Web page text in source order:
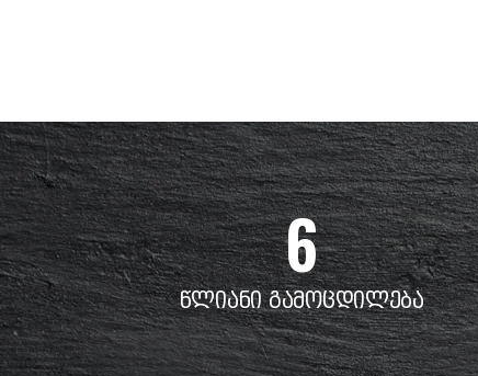
6
წლიანი გამოცდილება